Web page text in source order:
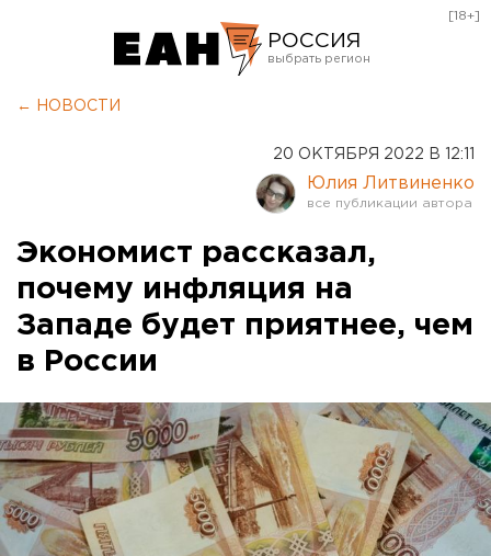
РОССИЯ
Курган
Оренбург
[18+]
← НОВОСТИ
20 ОКТЯБРЯ 2022 В 12:11
Юлия Литвиненко
Экономист рассказал,
почему инфляция на
Западе будет приятнее, чем
в России